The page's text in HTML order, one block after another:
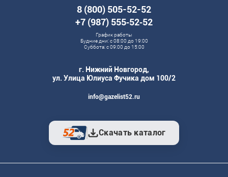
8 (800) 505-52-52
+7 (987) 555‑52‑52
График работы
Будние дни: с 08:00 до 19:00
Суббота: с 09:00 до 15:00
г. Нижний Новгород,
ул. Улица Юлиуса Фучика дом 100/2
info@gazelist52.ru
Скачать каталог